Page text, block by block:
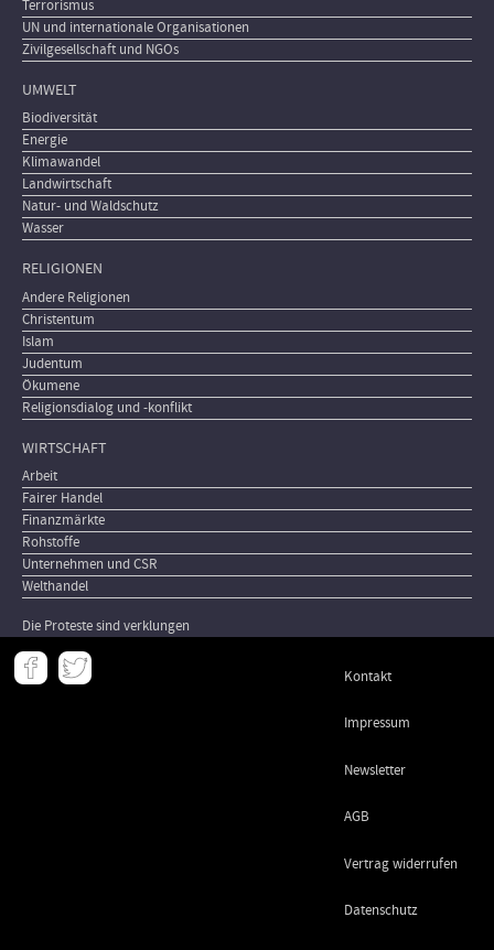
Terrorismus
UN und internationale Organisationen
Zivilgesellschaft und NGOs
UMWELT
Biodiversität
Energie
Klimawandel
Landwirtschaft
Natur- und Waldschutz
Wasser
RELIGIONEN
Andere Religionen
Christentum
Islam
Judentum
Ökumene
Religionsdialog und -konflikt
WIRTSCHAFT
Arbeit
Fairer Handel
Finanzmärkte
Rohstoffe
Unternehmen und CSR
Welthandel
Die Proteste sind verklungen
Meta
- Kontakt
Impressum
Newsletter
AGB
Vertrag widerrufen
Datenschutz